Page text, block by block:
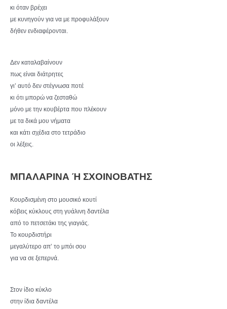
κι όταν βρέχει
με κυνηγούν για να με προφυλάξουν
δήθεν ενδιαφέρονται.
Δεν καταλαβαίνουν
πως είναι διάτρητες
γι’ αυτό δεν στέγνωσα ποτέ
κι ότι μπορώ να ζεσταθώ
μόνο με την κουβέρτα που πλέκουν
με τα δικά μου νήματα
και κάτι σχέδια στο τετράδιο
οι λέξεις.
ΜΠΑΛΑΡΙΝΑ Ή ΣΧΟΙΝΟΒΑΤΗΣ
Κουρδισμένη στο μουσικό κουτί
κόβεις κύκλους στη γυάλινη δαντέλα
από το πετσετάκι της γιαγιάς.
Το κουρδιστήρι
μεγαλύτερο απ’ το μπόι σου
για να σε ξεπερνά.
Στον ίδιο κύκλο
στην ίδια δαντέλα